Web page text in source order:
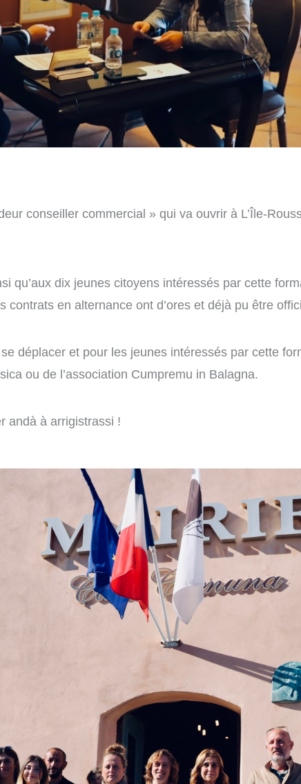
conseiller commercial » qui va ouvrir à L’Île-
qu’aux dix jeunes citoyens intéressés par cette
contrats en alternance ont d’ores et déjà pu être
déplacer et pour les jeunes intéressés par cette
ou de l’association Cumpremu in Balagna.
andà à arrigistrassi !